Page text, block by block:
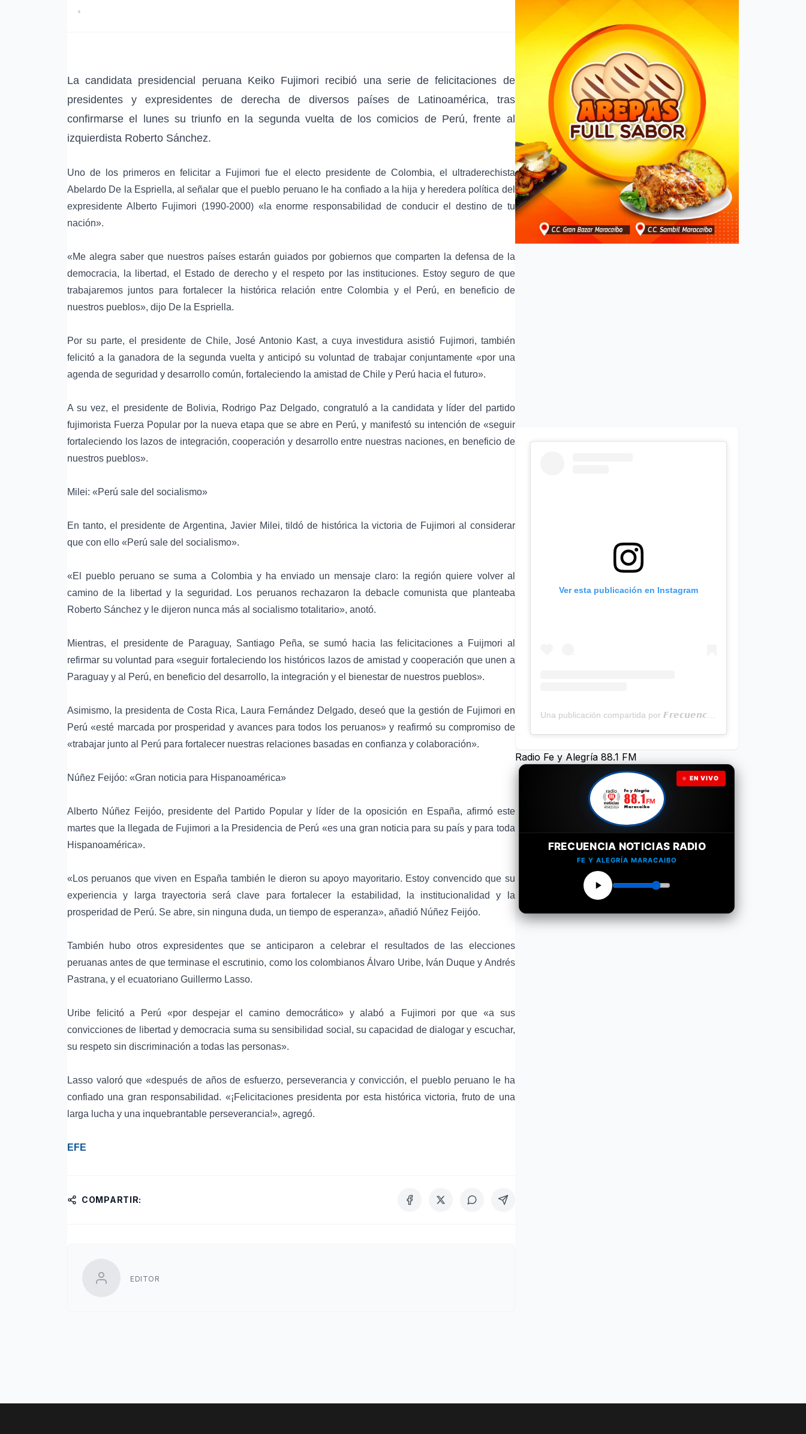
•
La candidata presidencial peruana Keiko Fujimori recibió una serie de felicitaciones de
presidentes y expresidentes de derecha de diversos países de Latinoamérica, tras
confirmarse el lunes su triunfo en la segunda vuelta de los comicios de Perú, frente al
izquierdista Roberto Sánchez.
Uno de los primeros en felicitar a Fujimori fue el electo presidente de Colombia, el ultraderechista
Abelardo De la Espriella, al señalar que el pueblo peruano le ha confiado a la hija y heredera política del
expresidente Alberto Fujimori (1990-2000) «la enorme responsabilidad de conducir el destino de tu
nación».
«Me alegra saber que nuestros países estarán guiados por gobiernos que comparten la defensa de la
democracia, la libertad, el Estado de derecho y el respeto por las instituciones. Estoy seguro de que
trabajaremos juntos para fortalecer la histórica relación entre Colombia y el Perú, en beneficio de
nuestros pueblos», dijo De la Espriella.
Por su parte, el presidente de Chile, José Antonio Kast, a cuya investidura asistió Fujimori, también
felicitó a la ganadora de la segunda vuelta y anticipó su voluntad de trabajar conjuntamente «por una
agenda de seguridad y desarrollo común, fortaleciendo la amistad de Chile y Perú hacia el futuro».
A su vez, el presidente de Bolivia, Rodrigo Paz Delgado, congratuló a la candidata y líder del partido
fujimorista Fuerza Popular por la nueva etapa que se abre en Perú, y manifestó su intención de «seguir
fortaleciendo los lazos de integración, cooperación y desarrollo entre nuestras naciones, en beneficio de
nuestros pueblos».
Milei: «Perú sale del socialismo»
En tanto, el presidente de Argentina, Javier Milei, tildó de histórica la victoria de Fujimori al considerar
que con ello «Perú sale del socialismo».
«El pueblo peruano se suma a Colombia y ha enviado un mensaje claro: la región quiere volver al
camino de la libertad y la seguridad. Los peruanos rechazaron la debacle comunista que planteaba
Roberto Sánchez y le dijeron nunca más al socialismo totalitario», anotó.
Mientras, el presidente de Paraguay, Santiago Peña, se sumó hacia las felicitaciones a Fuijmori al
refirmar su voluntad para «seguir fortaleciendo los históricos lazos de amistad y cooperación que unen a
Paraguay y al Perú, en beneficio del desarrollo, la integración y el bienestar de nuestros pueblos».
Asimismo, la presidenta de Costa Rica, Laura Fernández Delgado, deseó que la gestión de Fujimori en
Perú «esté marcada por prosperidad y avances para todos los peruanos» y reafirmó su compromiso de
«trabajar junto al Perú para fortalecer nuestras relaciones basadas en confianza y colaboración».
Núñez Feijóo: «Gran noticia para Hispanoamérica»
Alberto Núñez Feijóo, presidente del Partido Popular y líder de la oposición en España, afirmó este
martes que la llegada de Fujimori a la Presidencia de Perú «es una gran noticia para su país y para toda
Hispanoamérica».
«Los peruanos que viven en España también le dieron su apoyo mayoritario. Estoy convencido que su
experiencia y larga trayectoria será clave para fortalecer la estabilidad, la institucionalidad y la
prosperidad de Perú. Se abre, sin ninguna duda, un tiempo de esperanza», añadió Núñez Feijóo.
También hubo otros expresidentes que se anticiparon a celebrar el resultados de las elecciones
peruanas antes de que terminase el escrutinio, como los colombianos Álvaro Uribe, Iván Duque y Andrés
Pastrana, y el ecuatoriano Guillermo Lasso.
Uribe felicitó a Perú «por despejar el camino democrático» y alabó a Fujimori por que «a sus
convicciones de libertad y democracia suma su sensibilidad social, su capacidad de dialogar y escuchar,
su respeto sin discriminación a todas las personas».
Lasso valoró que «después de años de esfuerzo, perseverancia y convicción, el pueblo peruano le ha
confiado una gran responsabilidad. «¡Felicitaciones presidenta por esta histórica victoria, fruto de una
larga lucha y una inquebrantable perseverancia!», agregó.
EFE
COMPARTIR:
EDITOR
Ver esta publicación en Instagram
Una publicación compartida por 𝙁𝙧𝙚𝙘𝙪𝙚𝙣𝙘𝙞𝙖 𝙉𝙤𝙩𝙞𝙘𝙞𝙖𝙨 | Programa Radial (@frecuencianoticias)
Radio Fe y Alegría 88.1 FM
EN VIVO
FRECUENCIA NOTICIAS RADIO
FE Y ALEGRÍA MARACAIBO